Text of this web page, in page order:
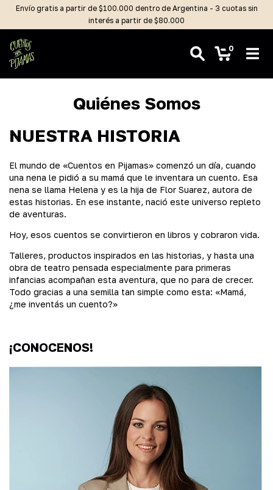
Envío gratis a partir de $100.000 dentro de Argentina - 3 cuotas sin
interés a partir de $80.000
0
Quiénes Somos
NUESTRA HISTORIA
El mundo de «Cuentos en Pijamas» comenzó un día, cuando
una nena le pidió a su mamá que le inventara un cuento. Esa
nena se llama Helena y es la hija de Flor Suarez, autora de
estas historias. En ese instante, nació este universo repleto
de aventuras.
Hoy, esos cuentos se convirtieron en libros y cobraron vida.
Talleres, productos inspirados en las historias, y hasta una
obra de teatro pensada especialmente para primeras
infancias acompañan esta aventura, que no para de crecer.
Todo gracias a una semilla tan simple como esta: «Mamá,
¿me inventás un cuento?»
¡CONOCENOS!